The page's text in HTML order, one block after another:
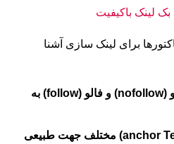
برای لینک سازی آشنا
استفاده از لینک های نوفالو (nofollow) و فالو (follow) به
استفاده از انکرتکست (anchor Text) مختلف جهت طبیعی